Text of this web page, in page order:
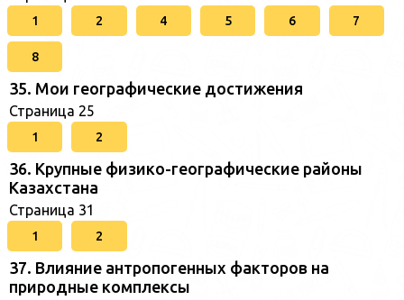
1 2 4 5 6 7
8
35. Мои географические достижения
Страница 25
1 2
36. Крупные физико-географические районы
Казахстана
Страница 31
1 2
37. Влияние антропогенных факторов на
природные комплексы